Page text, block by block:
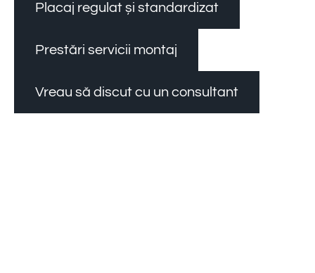
Placaj regulat și standardizat
Prestări servicii montaj
Vreau să discut cu un consultant